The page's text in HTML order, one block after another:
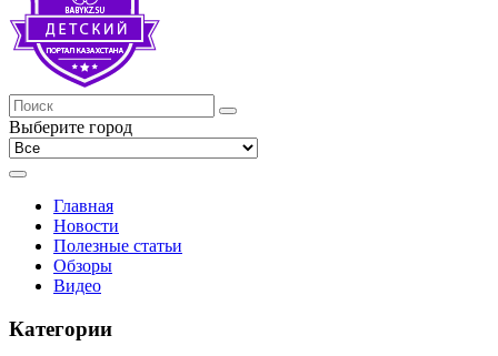
Выберите город
Главная
Новости
Полезные статьи
Обзоры
Видео
Категории